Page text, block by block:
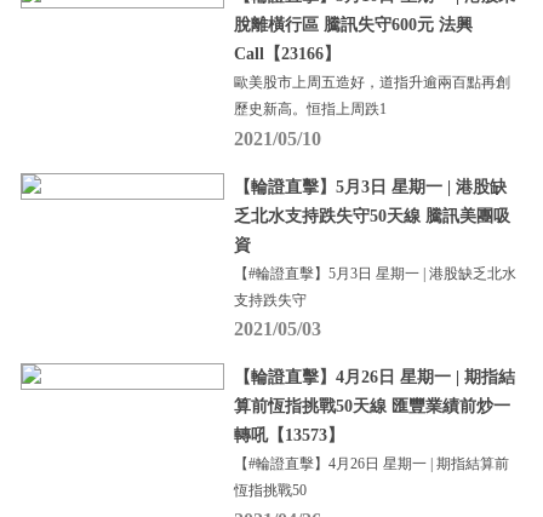
脫離橫行區 騰訊失守600元 法興
Call【23166】
歐美股市上周五造好，道指升逾兩百點再創
歷史新高。恒指上周跌1
2021/05/10
【輪證直擊】5月3日 星期一 | 港股缺
乏北水支持跌失守50天線 騰訊美團吸
資
【#輪證直擊】5月3日 星期一 | 港股缺乏北水
支持跌失守
2021/05/03
【輪證直擊】4月26日 星期一 | 期指結
算前恆指挑戰50天線 匯豐業績前炒一
轉吼【13573】
【#輪證直擊】4月26日 星期一 | 期指結算前
恆指挑戰50